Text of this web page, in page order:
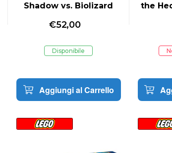
Shadow vs. Biolizard
€52,00
Disponibile
Aggiungi al Carrello
the